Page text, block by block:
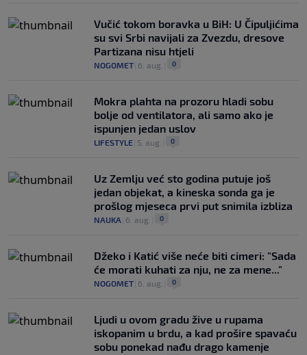
Vučić tokom boravka u BiH: U Čipuljićima
su svi Srbi navijali za Zvezdu, dresove
Partizana nisu htjeli
NOGOMET 6. aug. 0
Mokra plahta na prozoru hladi sobu
bolje od ventilatora, ali samo ako je
ispunjen jedan uslov
LIFESTYLE 5. aug. 0
Uz Zemlju već sto godina putuje još
jedan objekat, a kineska sonda ga je
prošlog mjeseca prvi put snimila izbliza
NAUKA 6. aug. 0
Džeko i Katić više neće biti cimeri: "Sada
će morati kuhati za nju, ne za mene..."
NOGOMET 6. aug. 0
Ljudi u ovom gradu žive u rupama
iskopanim u brdu, a kad prošire spavaću
sobu ponekad nađu drago kamenje